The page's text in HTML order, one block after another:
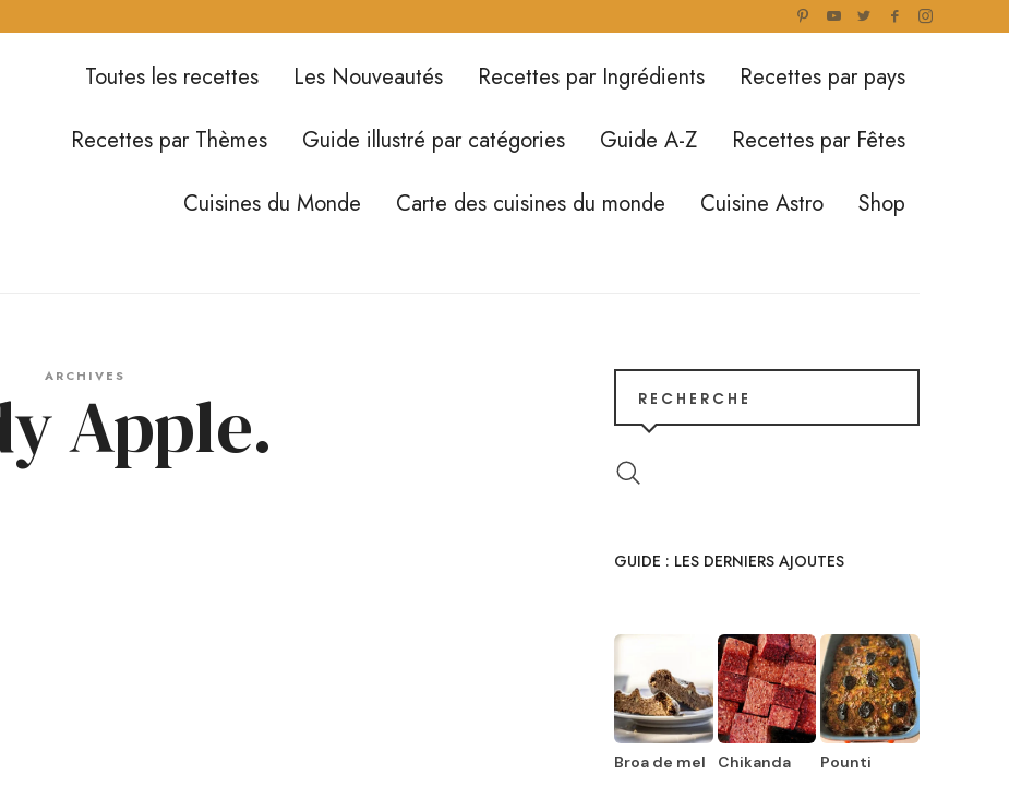
Toutes les recettes Les Nouveautés Recettes par Ingrédients
Recettes par pays
Recettes par Thèmes
Guide illustré par catégories Guide A-Z
Recettes par Fêtes
Cuisines du Monde
Carte des cuisines du monde Cuisine Astro Shop
ARCHIVES
Apple. RECHERCHE
GUIDE : LES DERNIERS AJOUTES
Broa de mel Chikanda Pounti